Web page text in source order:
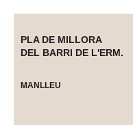
PLA DE MILLORA
DEL BARRI DE L'ERM.
MANLLEU